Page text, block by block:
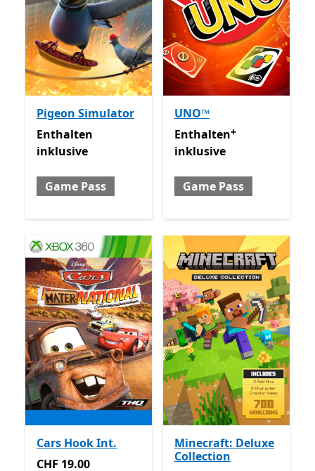
Pigeon Simulator
Enthalten inklusive Game Pass
Enthalten
inklusive
Game Pass
UNO™
Enthalten inklusive Game
Enthalten+
inklusive
Game Pass
Cars Hook Int.
CHF 19.00
CHF 19.00
Minecraft: Deluxe
Collection